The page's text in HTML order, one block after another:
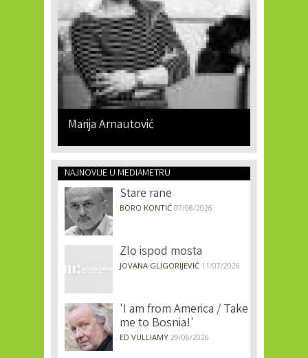
Marija Arnautović
NAJNOVIJE U MEDIAMETRU
Stare rane
BORO KONTIĆ 07/08/2026
Zlo ispod mosta
JOVANA GLIGORIJEVIĆ 11/07/2026
'I am from America / Take
me to Bosnia!'
ED VULLIAMY 29/06/2026